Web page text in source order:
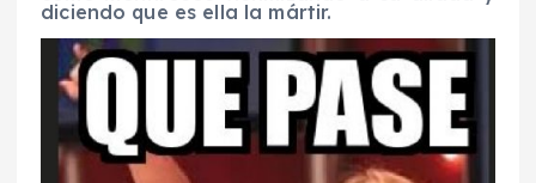
diciendo que es ella la mártir.